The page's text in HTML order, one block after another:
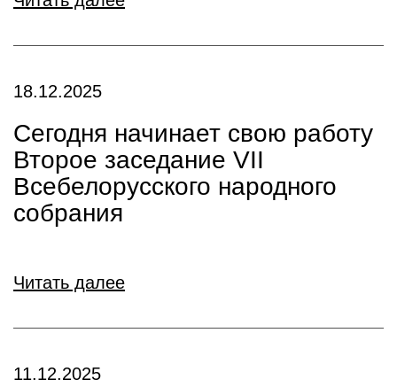
18.12.2025
Сегодня начинает свою работу
Второе заседание VII
Всебелорусского народного
собрания
Читать далее
11.12.2025